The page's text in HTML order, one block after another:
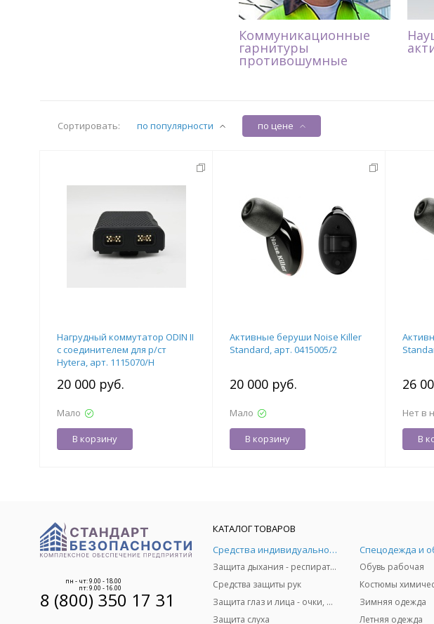
Коммуникационные
гарнитуры
противошумные
Сортировать: по популярности по цене
Нагрудный коммутатор ODIN II
с соединителем для р/ст
Hytera, арт. 1115070/H
20 000 руб.
Мало
В корзину
Активные беруши Noise Killer
Standard, арт. 0415005/2
20 000 руб.
Мало
В корзину
26
Нет в
В
пн - чт: 9.00 - 18.00
пт: 9.00 - 16.00
8 (800) 350 17 31
КАТАЛОГ ТОВАРОВ
Средства индивидуальной защиты
Защита дыхания - респираторы, противогазы, фильтры, дозиметры
Средства защиты рук
Защита глаз и лица - очки, щитки
Защита слуха
Спецодежда и
Обувь рабочая
Костюмы
Зимняя одежда
Летняя одежда